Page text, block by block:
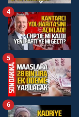
4
5
6